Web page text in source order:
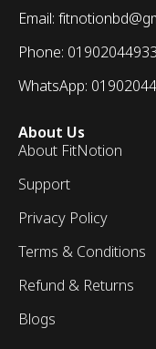
Email:
Phone: 01902044933
WhatsApp:
About Us
About FitNotion
Support
Privacy Policy
Terms & Conditions
Refund & Returns
Blogs